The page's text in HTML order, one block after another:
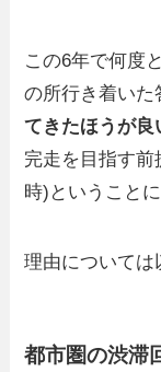
この6年で何度
の所行き着いた
てきたほうが良
完走を目指す
時)ということに
理由については
都市圏の渋滞